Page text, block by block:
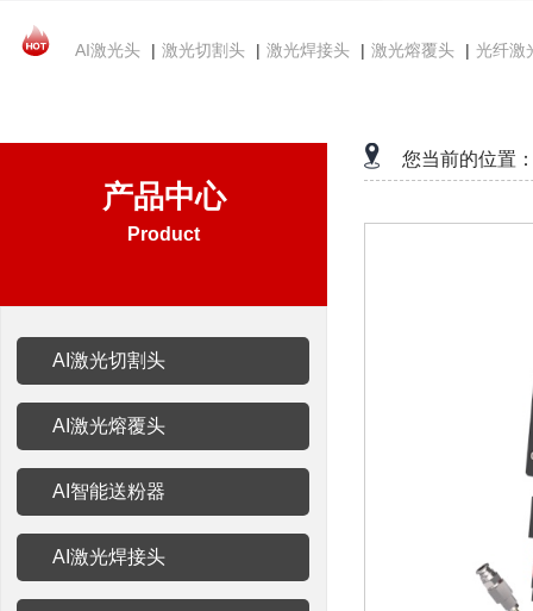
AI激光头 | 激光切割头 | 激光焊接头 | 激光熔覆头 | 光纤激
产品中心
Product
AI激光切割头
AI激光熔覆头
AI智能送粉器
AI激光焊接头
您当前的位置